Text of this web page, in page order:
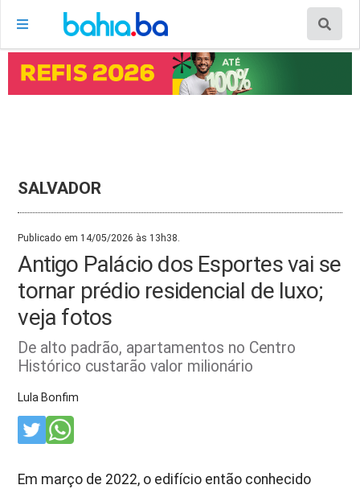
SALVADOR
Publicado em 14/05/2026 às 13h38.
Antigo Palácio dos Esportes vai se
tornar prédio residencial de luxo;
veja fotos
De alto padrão, apartamentos no Centro
Histórico custarão valor milionário
Lula Bonfim
Em março de 2022, o edifício então conhecido